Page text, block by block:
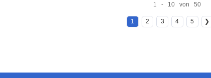
1 - 10 von 50
1 2 3 4 5 ❯